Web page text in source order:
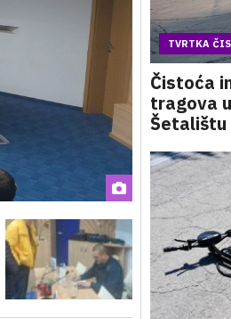
TVRTKA
Čistoća
tragova
Šetalištu